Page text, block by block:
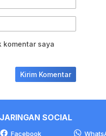
komentar saya
JARINGAN SOCIAL
Facebook